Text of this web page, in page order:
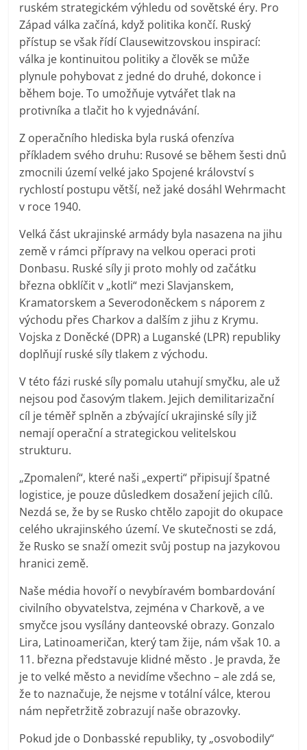
ruském strategickém výhledu od sovětské éry. Pro
Západ válka začíná, když politika končí. Ruský
přístup se však řídí Clausewitzovskou inspirací:
válka je kontinuitou politiky a člověk se může
plynule pohybovat z jedné do druhé, dokonce i
během boje. To umožňuje vytvářet tlak na
protivníka a tlačit ho k vyjednávání.
Z operačního hlediska byla ruská ofenzíva
příkladem svého druhu: Rusové se během šesti dnů
zmocnili území velké jako Spojené království s
rychlostí postupu větší, než jaké dosáhl Wehrmacht
v roce 1940.
Velká část ukrajinské armády byla nasazena na jihu
země v rámci přípravy na velkou operaci proti
Donbasu. Ruské síly ji proto mohly od začátku
března obklíčit v „kotli“ mezi Slavjanskem,
Kramatorskem a Severodoněckem s náporem z
východu přes Charkov a dalším z jihu z Krymu.
Vojska z Doněcké (DPR) a Luganské (LPR) republiky
doplňují ruské síly tlakem z východu.
V této fázi ruské síly pomalu utahují smyčku, ale už
nejsou pod časovým tlakem. Jejich demilitarizační
cíl je téměř splněn a zbývající ukrajinské síly již
nemají operační a strategickou velitelskou
strukturu.
„Zpomalení“, které naši „experti“ připisují špatné
logistice, je pouze důsledkem dosažení jejich cílů.
Nezdá se, že by se Rusko chtělo zapojit do okupace
celého ukrajinského území. Ve skutečnosti se zdá,
že Rusko se snaží omezit svůj postup na jazykovou
hranici země.
Naše média hovoří o nevybíravém bombardování
civilního obyvatelstva, zejména v Charkově, a ve
smyčce jsou vysílány danteovské obrazy. Gonzalo
Lira, Latinoameričan, který tam žije, nám však 10. a
11. března představuje klidné město . Je pravda, že
je to velké město a nevidíme všechno – ale zdá se,
že to naznačuje, že nejsme v totální válce, kterou
nám nepřetržitě zobrazují naše obrazovky.
Pokud jde o Donbasské republiky, ty „osvobodily“